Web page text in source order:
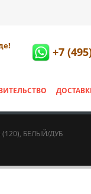
+7
(120), БЕЛЫЙ/ДУБ